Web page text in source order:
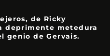
de Ricky
deprimente metedura
genio de Gervais.